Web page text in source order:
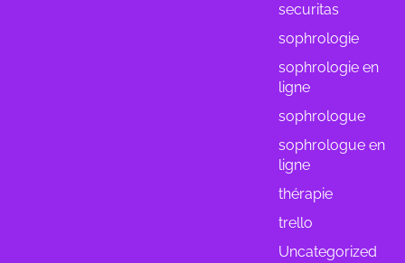
securitas
sophrologie
sophrologie en
ligne
sophrologue
sophrologue en
ligne
thérapie
trello
Uncategorized